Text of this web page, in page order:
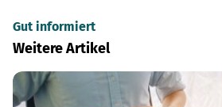
Gut informiert
Weitere Artikel